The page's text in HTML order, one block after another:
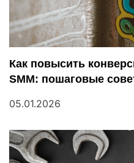
с
я
м
Как повысить
SMM: пошаговые
05.01.2026